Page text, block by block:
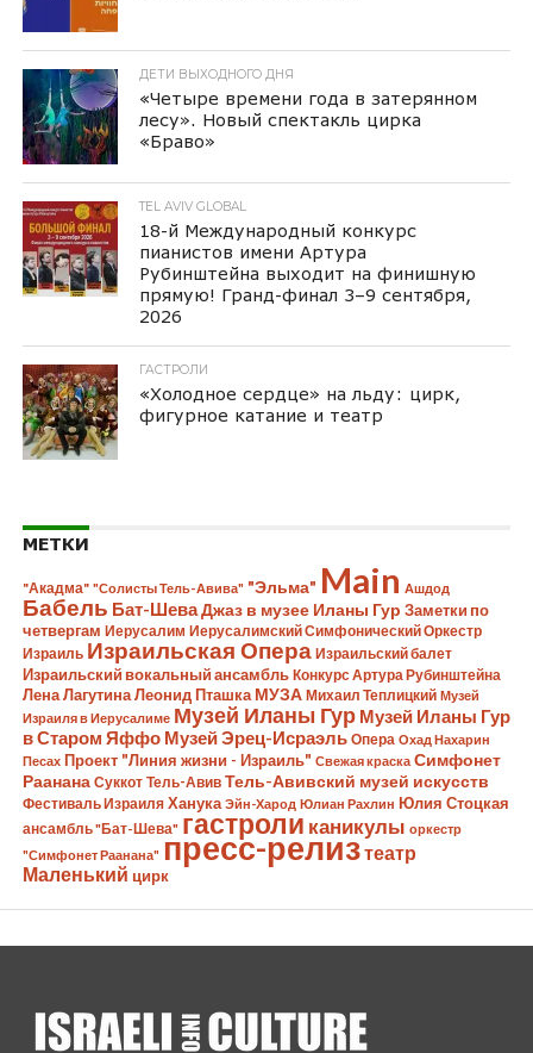
ДЕТИ ВЫХОДНОГО ДНЯ
«Четыре времени года в затерянном
лесу». Новый спектакль цирка
«Браво»
TEL AVIV GLOBAL
18-й Международный конкурс
пианистов имени Артура
Рубинштейна выходит на финишную
прямую! Гранд-финал 3–9 сентября,
2026
ГАСТРОЛИ
«Холодное сердце» на льду: цирк,
фигурное катание и театр
МЕТКИ
"Акадма" "Солисты Тель-Авива" "Эльма" Main Ашдод
Бабель Бат-ШеваДжаз в музее Иланы Гур Заметки по
четвергам Иерусалим Иерусалимский Симфонический Оркестр
Израиль Израильская Опера Израильский балет
Израильский вокальный ансамбль Конкурс Артура Рубинштейна
Лена Лагутина Леонид Пташка МУЗА Михаил Теплицкий Музей
Израиля в Иерусалиме Музей Иланы Гур Музей Иланы Гур
в Старом Яффо Музей Эрец-Исраэль Опера Охад Нахарин
Песах Проект "Линия жизни - Израиль" Свежая краска Симфонет
Раанана Суккот Тель-Авив Тель-Авивский музей искусств
Фестиваль Израиля Ханука Эйн-Харод Юлиан Рахлин Юлия Стоцкая
ансамбль "Бат-Шева" гастроли каникулы оркестр
"Симфонет Раанана" пресс-релизтеатр
Маленький цирк